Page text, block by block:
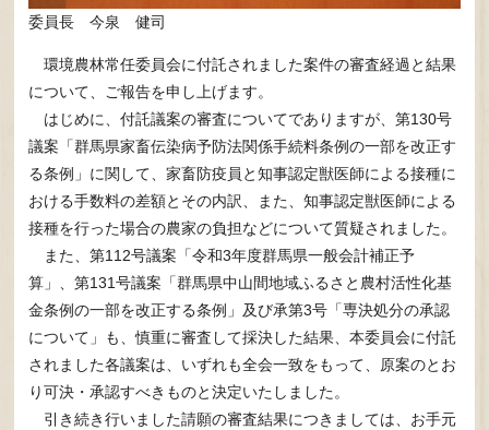
委員長 今泉 健司
環境農林常任委員会に付託されました案件の審査経過と結果
について、ご報告を申し上げます。
はじめに、付託議案の審査についてでありますが、第130号
議案「群馬県家畜伝染病予防法関係手続料条例の一部を改正す
る条例」に関して、家畜防疫員と知事認定獣医師による接種に
おける手数料の差額とその内訳、また、知事認定獣医師による
接種を行った場合の農家の負担などについて質疑されました。
また、第112号議案「令和3年度群馬県一般会計補正予
算」、第131号議案「群馬県中山間地域ふるさと農村活性化基
金条例の一部を改正する条例」及び承第3号「専決処分の承認
について」も、慎重に審査して採決した結果、本委員会に付託
されました各議案は、いずれも全会一致をもって、原案のとお
り可決・承認すべきものと決定いたしました。
引き続き行いました請願の審査結果につきましては、お手元